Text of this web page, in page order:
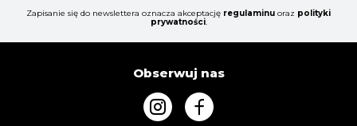
Zapisanie się do newslettera oznacza akceptację regulaminu oraz polityki
prywatności.
Obserwuj nas